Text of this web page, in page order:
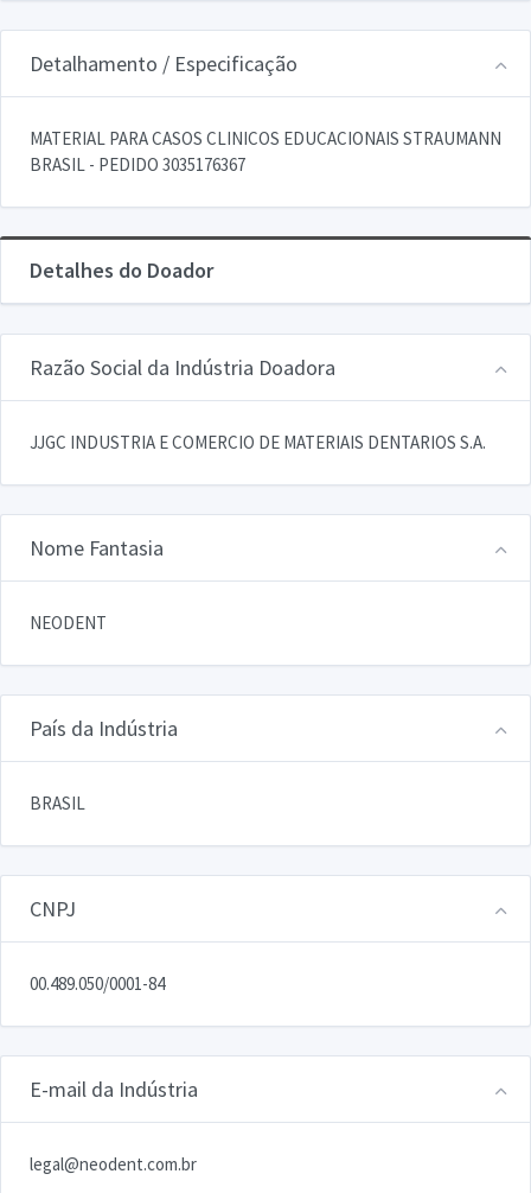
Detalhamento / Especificação
MATERIAL PARA CASOS CLINICOS EDUCACIONAIS STRAUMANN
BRASIL - PEDIDO 3035176367
Detalhes do Doador
Razão Social da Indústria Doadora
JJGC INDUSTRIA E COMERCIO DE MATERIAIS DENTARIOS S.A.
Nome Fantasia
NEODENT
País da Indústria
BRASIL
CNPJ
00.489.050/0001-84
E-mail da Indústria
legal@neodent.com.br